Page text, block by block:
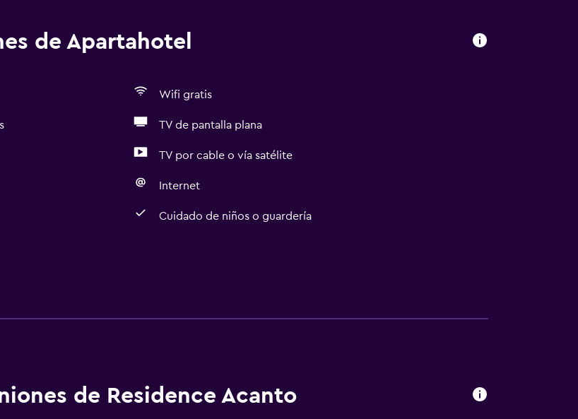
de Apartahotel
Wifi gratis
TV de pantalla plana
TV por cable o vía satélite
Internet
Cuidado de niños o guardería
de Residence Acanto